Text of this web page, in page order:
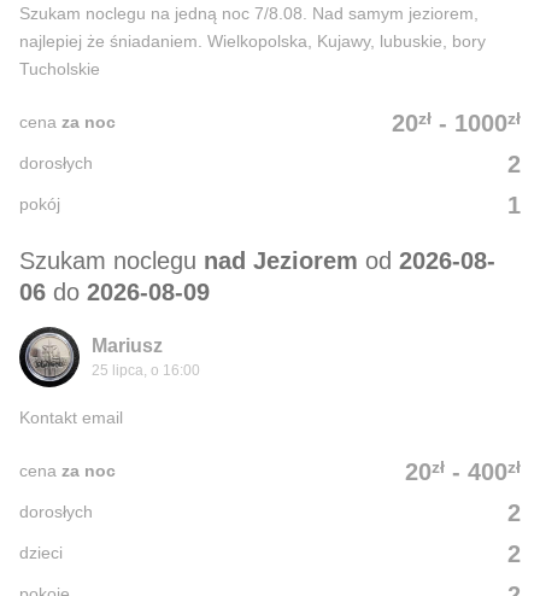
Szukam noclegu na jedną noc 7/8.08. Nad samym jeziorem,
najlepiej że śniadaniem. Wielkopolska, Kujawy, lubuskie, bory
Tucholskie
20zł - 1000zł
cena za noc
2
dorosłych
1
pokój
Szukam noclegu nad Jeziorem od 2026-08-
06 do 2026-08-09
Mariusz
25 lipca, o 16:00
Kontakt email
20zł - 400zł
cena za noc
2
dorosłych
2
dzieci